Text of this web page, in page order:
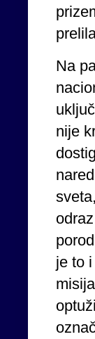
Na
nije
je to